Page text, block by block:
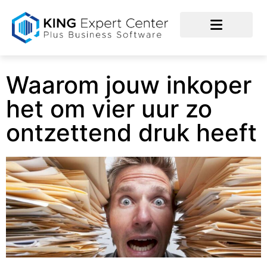
Waarom jouw inkoper
het om vier uur zo
ontzettend druk heeft